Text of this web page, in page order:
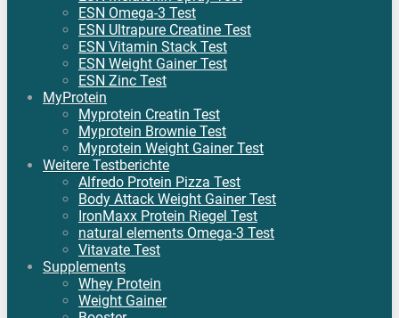
ESN Omega-3 Test
ESN Ultrapure Creatine Test
ESN Vitamin Stack Test
ESN Weight Gainer Test
ESN Zinc Test
MyProtein
Myprotein Creatin Test
Myprotein Brownie Test
Myprotein Weight Gainer Test
Weitere Testberichte
Alfredo Protein Pizza Test
Body Attack Weight Gainer Test
IronMaxx Protein Riegel Test
natural elements Omega-3 Test
Vitavate Test
Supplements
Whey Protein
Weight Gainer